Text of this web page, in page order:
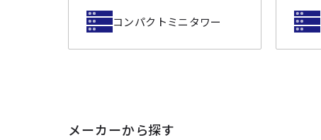
コンパクトミニタワー
メーカーから探す